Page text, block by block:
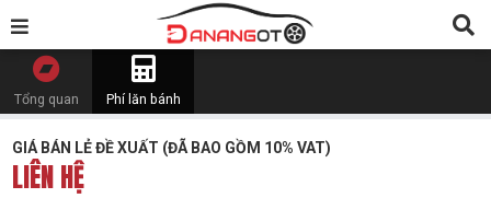
Tổng quan Phí lăn bánh
GIÁ BÁN LẺ ĐỀ XUẤT (ĐÃ BAO GỒM 10% VAT)
LIÊN HỆ